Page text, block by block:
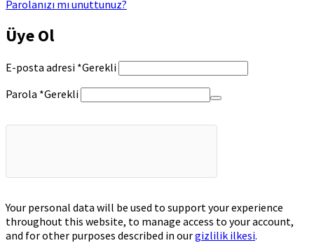
Parolanızı mı unuttunuz?
Üye Ol
E-posta adresi *Gerekli
Parola *Gerekli
Your personal data will be used to support your experience
throughout this website, to manage access to your account,
and for other purposes described in ourgizlilik ilkesi.